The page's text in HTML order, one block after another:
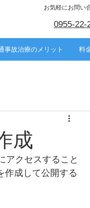
お気軽にお問い
0955-22-
事故治療のメリット 料
成
アクセスすること
作成して公開する